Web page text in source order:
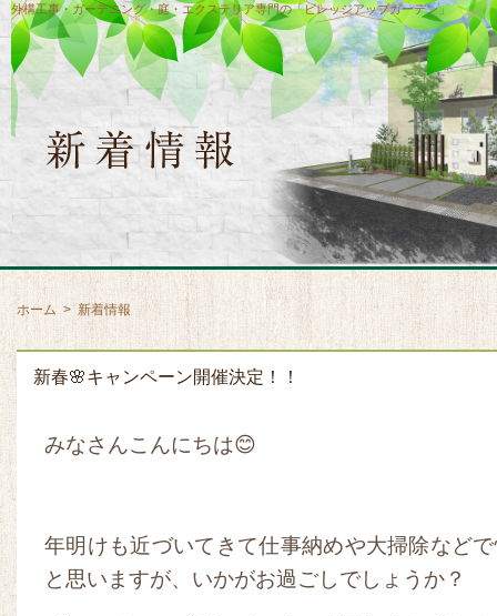
外構工事・ガーデニング・庭・エクステリア専門の「ビレッジアップガーデン」
ホーム > 新着情報
新春🌸キャンペーン開催決定！！
みなさんこんにちは😊
年明けも近づいてきて仕事納めや大掃除など
と思いますが、いかがお過ごしでしょうか？